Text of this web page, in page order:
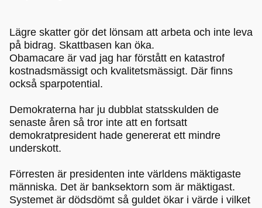
Lägre skatter gör det lönsam att arbeta och inte leva
på bidrag. Skattbasen kan öka.
Obamacare är vad jag har förstått en katastrof
kostnadsmässigt och kvalitetsmässigt. Där finns
också sparpotential.
Demokraterna har ju dubblat statsskulden de
senaste åren så tror inte att en fortsatt
demokratpresident hade genererat ett mindre
underskott.
Förresten är presidenten inte världens mäktigaste
människa. Det är banksektorn som är mäktigast.
Systemet är dödsdömt så guldet ökar i värde i vilket